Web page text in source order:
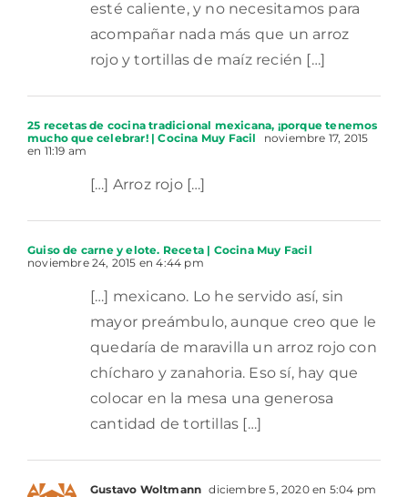
esté caliente, y no necesitamos para
acompañar nada más que un arroz
rojo y tortillas de maíz recién […]
25 recetas de cocina tradicional mexicana, ¡porque tenemos
mucho que celebrar! | Cocina Muy Facil
noviembre 17, 2015
en 11:19 am
[…] Arroz rojo […]
Guiso de carne y elote. Receta | Cocina Muy Facil
noviembre 24, 2015 en 4:44 pm
[…] mexicano. Lo he servido así, sin
mayor preámbulo, aunque creo que le
quedaría de maravilla un arroz rojo con
chícharo y zanahoria. Eso sí, hay que
colocar en la mesa una generosa
cantidad de tortillas […]
Gustavo Woltmann diciembre 5, 2020 en 5:04 pm